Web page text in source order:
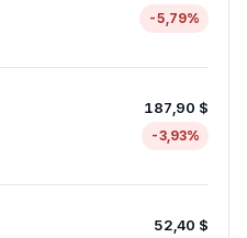
-5,79%
187,90 $
-3,93%
52,40 $